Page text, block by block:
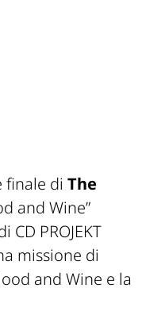
finale di The
and Wine”
PROJEKT
missione di
and Wine e la